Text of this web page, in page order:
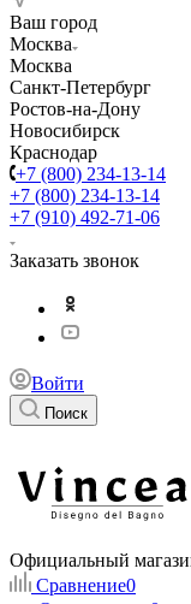
Ваш город
Москва
Москва
Санкт-Петербург
Ростов-на-Дону
Новосибирск
Краснодар
+7 (800) 234-13-14
+7 (800) 234-13-14
+7 (910) 492-71-06
Заказать звонок
Войти
Поиск
Официальный
Сравнение0